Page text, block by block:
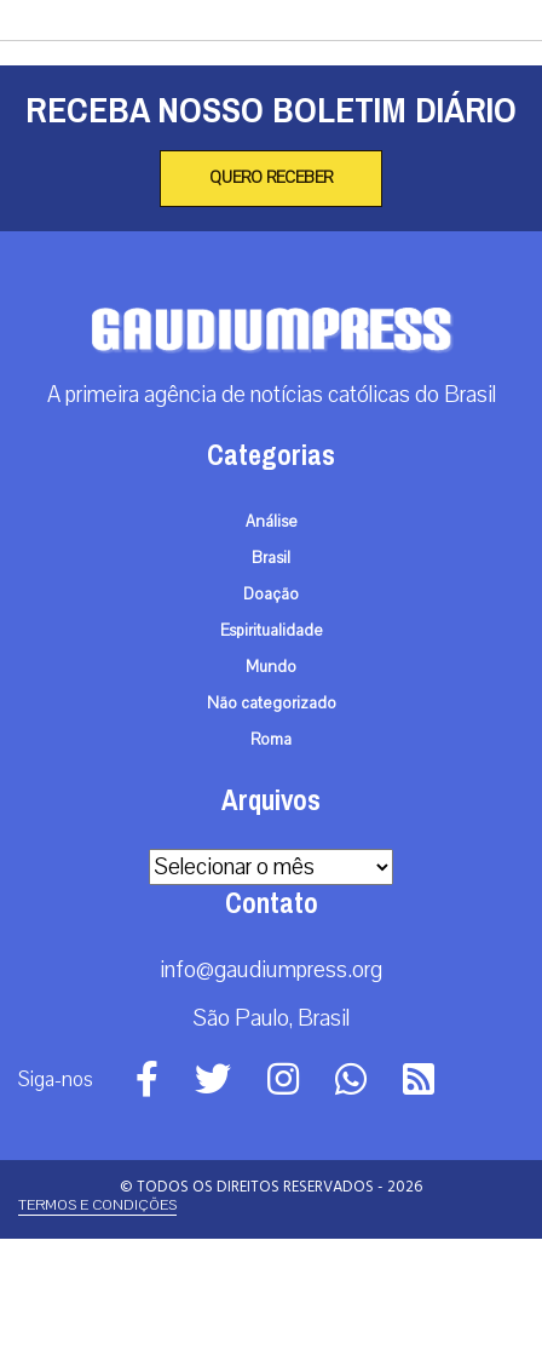
RECEBA NOSSO BOLETIM DIÁRIO
QUERO RECEBER
A primeira agência de notícias católicas do Brasil
Categorias
Análise
Brasil
Doação
Espiritualidade
Mundo
Não categorizado
Roma
Arquivos
Arquivos
Contato
info@gaudiumpress.org
São Paulo, Brasil
Siga-nos
© TODOS OS DIREITOS RESERVADOS - 2026
TERMOS E CONDIÇÕES